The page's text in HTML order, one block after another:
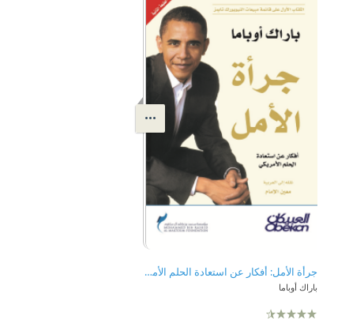
جرأة الأمل: أفكار عن استعادة الحلم الأمريكي
باراك أوباما